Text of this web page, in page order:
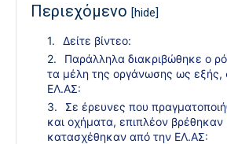
Περιεχόμενο [hide]
Δείτε βίντεο:
Παράλληλα διακριβώθηκε ο
τα μέλη της οργάνωσης ως
ΕΛ.ΑΣ:
Σε έρευνες που
και οχήματα, επιπλέον βρέθηκαν
κατασχέθηκαν από την ΕΛ.ΑΣ: